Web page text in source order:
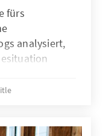
fürs
analysiert,